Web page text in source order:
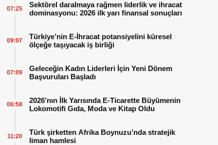
Sektörel daralmaya rağmen liderlik ve ihracat
dominasyonu: 2026 ilk yarı finansal sonuçları
07:25
Türkiye’nin E-İhracat potansiyelini küresel
ölçeğe taşıyacak iş birliği
09:07
Geleceğin Kadın Liderleri İçin Yeni Dönem
Başvuruları Başladı
07:09
2026’nın İlk Yarısında E-Ticarette Büyümenin
Lokomotifi Gıda, Moda ve Kitap Oldu
06:58
Türk şirketten Afrika Boynuzu’nda stratejik
liman hamlesi
11:20